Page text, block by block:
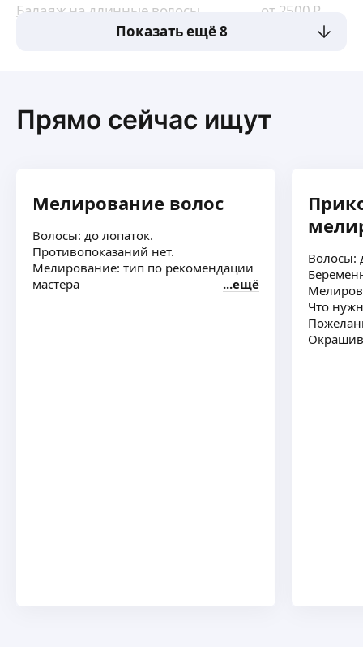
Балаяж на длинные волосы от 2500₽
за усл.
Показать ещё 8
Прямо сейчас ищут
Мелирование волос
Волосы: до лопаток.
Противопоказаний нет.
Мелирование: тип по рекомендации
мастера
ещё
Волосы:
Что